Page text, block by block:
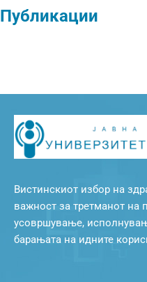
Публикации
Вистинскиот избор на
важност за третманот на
усовршување,
барањата на идните